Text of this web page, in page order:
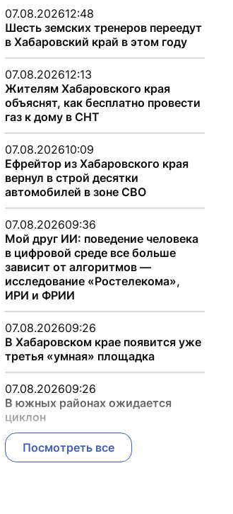
07.08.202612:48
Шесть земских тренеров переедут
в Хабаровский край в этом году
07.08.202612:13
Жителям Хабаровского края
объяснят, как бесплатно провести
газ к дому в СНТ
07.08.202610:09
Ефрейтор из Хабаровского края
вернул в строй десятки
автомобилей в зоне СВО
07.08.202609:36
Мой друг ИИ: поведение человека
в цифровой среде все больше
зависит от алгоритмов —
исследование «Ростелекома»,
ИРИ и ФРИИ
07.08.202609:26
В Хабаровском крае появится уже
третья «умная» площадка
07.08.202609:26
В южных районах ожидается
циклон
Посмотреть все